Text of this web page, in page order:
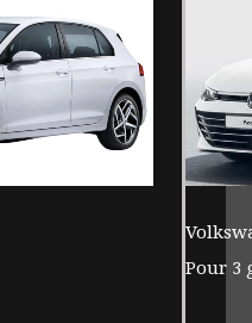
Pour 3